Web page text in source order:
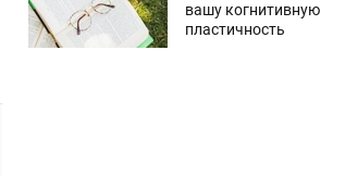
вашу когнитивную
пластичность